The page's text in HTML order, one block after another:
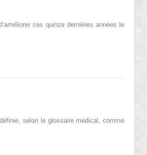
ces quinze dernières années le
selon le glossaire médical, comme